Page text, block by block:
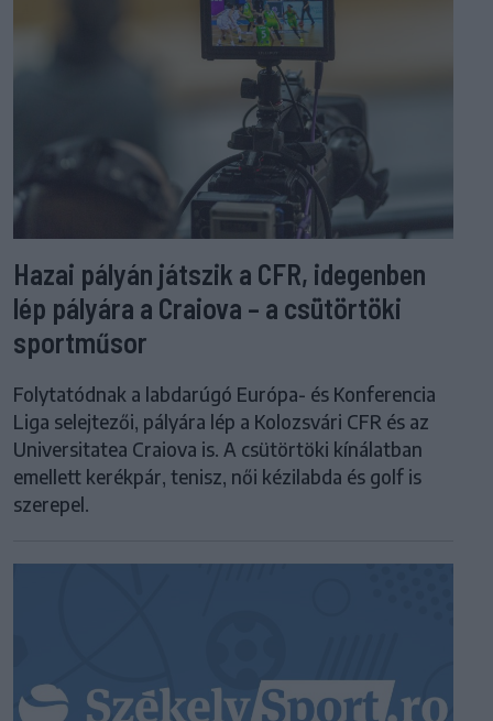
Hazai pályán játszik a CFR, idegenben
lép pályára a Craiova – a csütörtöki
sportműsor
Folytatódnak a labdarúgó Európa- és Konferencia
Liga selejtezői, pályára lép a Kolozsvári CFR és az
Universitatea Craiova is. A csütörtöki kínálatban
emellett kerékpár, tenisz, női kézilabda és golf is
szerepel.